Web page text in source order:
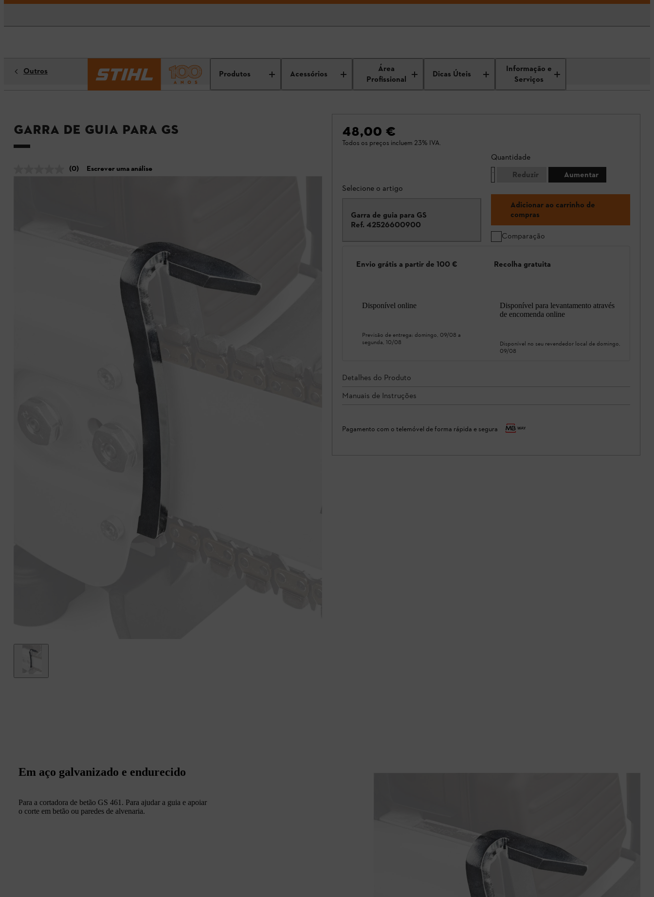
Produtos Acessórios
Área
Profissional
Dicas Úteis
Informação e
Serviços
Outros
Garra de guia para GS
(0) Escrever uma análise
48,00 €
Todos os preços incluem 23% IVA.
Selecione o artigo
Garra de guia para GS
Ref. 42526600900
Quantidade
Reduzir
Aumentar
Adicionar ao carrinho de
compras
Comparação
Envio grátis a partir de 100 €
Disponível online
Previsão de entrega: domingo, 09/08 a
segunda, 10/08
Recolha gratuita
Disponível para levantamento através
de encomenda online
Disponível no seu revendedor local de domingo,
09/08
Detalhes do Produto
Manuais de Instruções
Pagamento com o telemóvel de forma rápida e segura
Em aço galvanizado e endurecido
Para a cortadora de betão GS 461. Para ajudar a guia e apoiar
o corte em betão ou paredes de alvenaria.